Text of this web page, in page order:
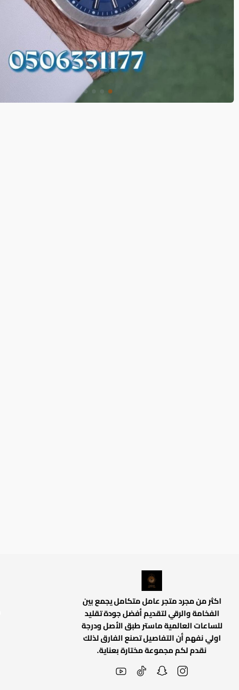
اكثر من مجرد متجر عامل متكامل يجمع بين
الفخامة والرقي لتقديم أفضل جودة تقليد
للساعات العالمية ماستر طبق الأصل ودرجة
اولي نفهم أن التفاصيل تصنع الفارق لذلك
نقدم لكم مجموعة مختارة بعناية.